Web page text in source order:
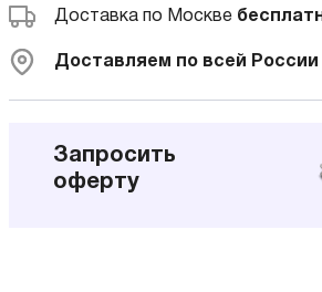
Доставка по Москве
Доставляем по всей России
Запросить
оферту